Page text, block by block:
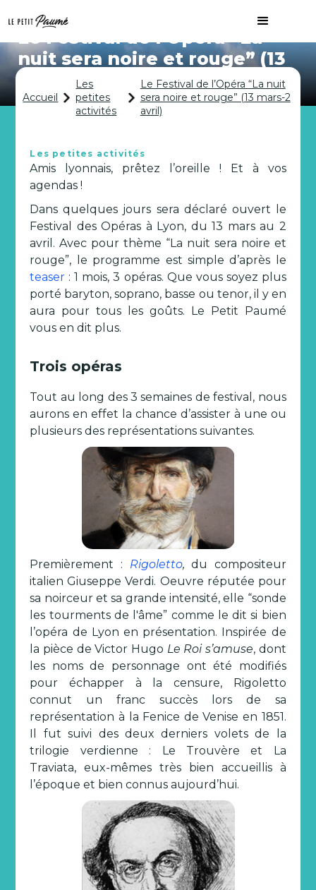
Le Festival de l’Opéra “La
nuit sera noire et rouge” (13
mars-2 avril)
Accueil
Les
petites
activités
Le Festival de l’Opéra “La nuit
sera noire et rouge” (13 mars-2
avril)
Les petites activités
Amis lyonnais, prêtez l’oreille ! Et à vos
agendas !
Dans quelques jours sera déclaré ouvert le
Festival des Opéras à Lyon, du 13 mars au 2
avril. Avec pour thème “La nuit sera noire et
rouge”, le programme est simple d’après le
teaser : 1 mois, 3 opéras. Que vous soyez plus
porté baryton, soprano, basse ou tenor, il y en
aura pour tous les goûts. Le Petit Paumé
vous en dit plus.
Trois opéras
Tout au long des 3 semaines de festival, nous
aurons en effet la chance d’assister à une ou
plusieurs des représentations suivantes.
Premièrement : Rigoletto, du compositeur
italien Giuseppe Verdi. Oeuvre réputée pour
sa noirceur et sa grande intensité, elle “sonde
les tourments de l'âme” comme le dit si bien
l’opéra de Lyon en présentation. Inspirée de
la pièce de Victor Hugo Le Roi s’amuse, dont
les noms de personnage ont été modifiés
pour échapper à la censure, Rigoletto
connut un franc succès lors de sa
représentation à la Fenice de Venise en 1851.
Il fut suivi des deux derniers volets de la
trilogie verdienne : Le Trouvère et La
Traviata, eux-mêmes très bien accueillis à
l’époque et bien connus aujourd’hui.